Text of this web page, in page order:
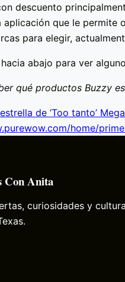
descuento
aplicación que le permite
para elegir,
abajo para ver
qué productos Buzzy
de ‘Too tanto’
home/
Con Anita
curiosidades y